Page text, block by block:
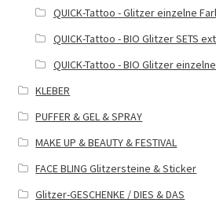
QUICK-Tattoo - Glitzer einzelne
QUICK-Tattoo - BIO Glitzer SETS
QUICK-Tattoo - BIO Glitzer
KLEBER
PUFFER & GEL & SPRAY
MAKE UP & BEAUTY & FESTIVAL
FACE BLING Glitzersteine & Sticker
Glitzer-GESCHENKE / DIES & DAS